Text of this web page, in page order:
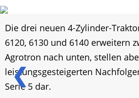
❮
Die drei neuen 4-Zylinder-
6120, 6130 und 6140 erweitern
Agrotron nach unten, stellen
leistungsgesteigerten
Serie 5 dar.